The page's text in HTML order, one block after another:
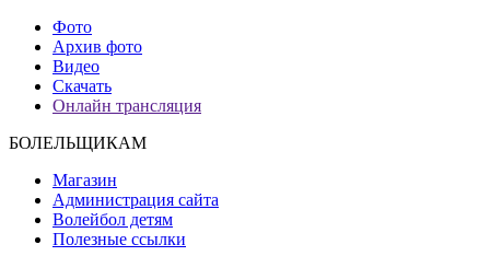
Фото
Архив фото
Видео
Скачать
Онлайн трансляция
БОЛЕЛЬЩИКАМ
Магазин
Администрация сайта
Волейбол детям
Полезные ссылки